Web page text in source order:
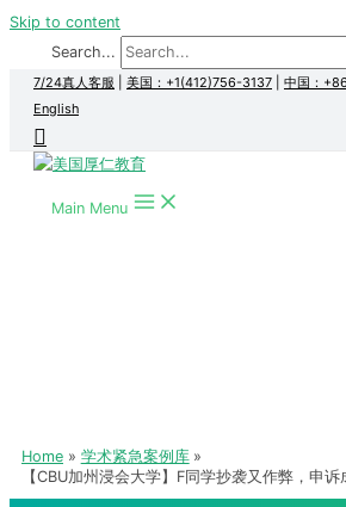
Skip to content
Search...
7/24真人客服 美国：+1(412)756-3137 中国：
English
Main Menu
Home
学术紧急案例库
【CBU加州浸会大学】F同学抄袭又作弊，申诉